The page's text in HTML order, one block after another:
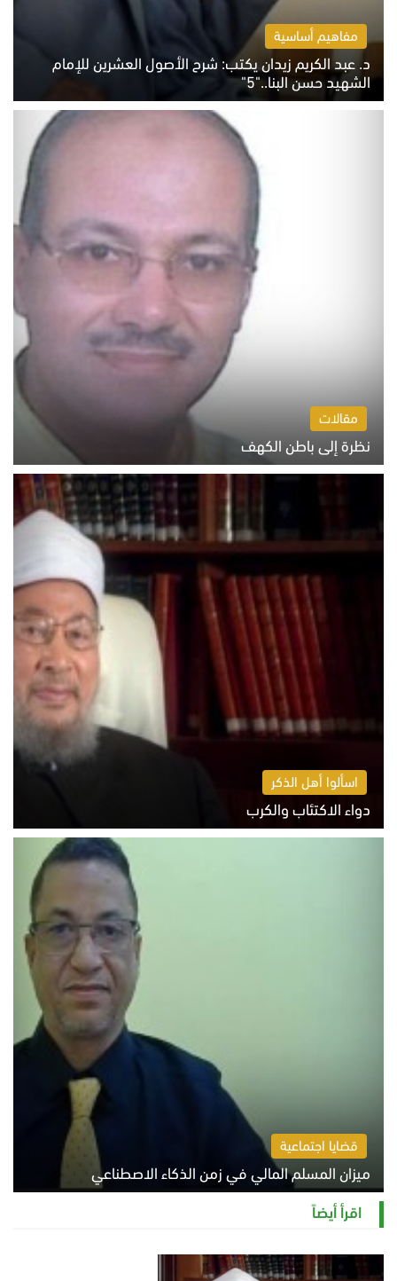
مفاهيم أساسية
د. عبد الكريم زيدان يكتب: شرح الأصول العشرين للإمام
الشهيد حسن البنا.."5"
السبت 8 أغسطس 2026 10:46 ص
مقالات
نظرة إلى باطن الكهف
السبت 8 أغسطس 2026 11:04 ص
اسألوا أهل الذكر
دواء الاكتئاب والكرب
السبت 8 أغسطس 2026 10:54 ص
قضايا اجتماعية
ميزان المسلم المالي في زمن الذكاء الاصطناعي
السبت 8 أغسطس 2026 11:21 ص
اقرأ أيضاً